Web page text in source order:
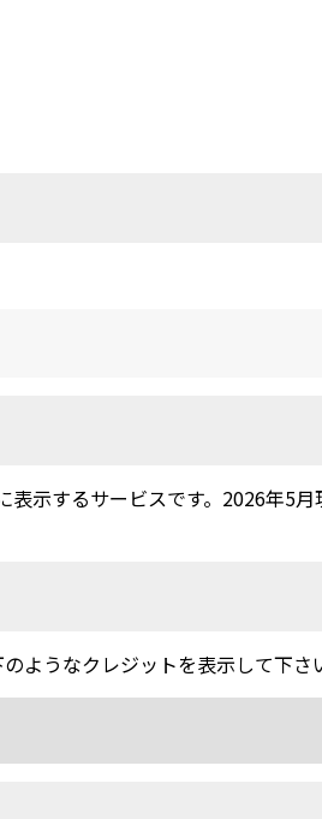
示するサービスです。2026年5
ようなクレジットを表示して下さ